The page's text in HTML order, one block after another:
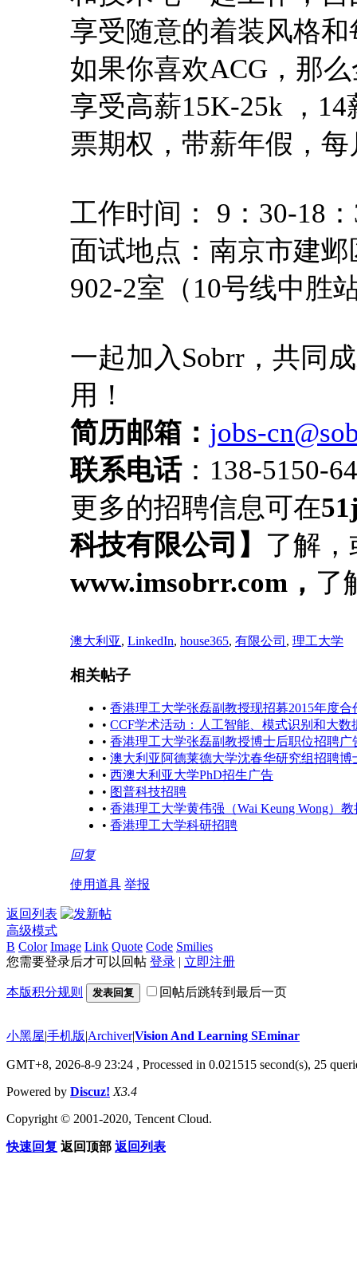
享受随意的着装风格
如果你喜欢ACG ，那
享受高薪15K-25k ， 14
票期权，带薪年假，每
工作时间： 9 ： 30-18 ：
面试地点：南京市建
902-2室（ 10号线中胜
一起加入Sobrr ，共同
用！
简历邮箱： jobs-
联系电话：138-5150-
更多的招聘信息可在
科技有限公司】 了解
www.imsobrr.com ， 了
澳大利亚, LinkedIn, house365, 有限公司 , 理工大学
相关帖子
• 香港理工大学张磊副教授现招募2015年度合
• CCF学术活动：人工智能、模式识别和大
• 香港理工大学张磊副教授博士后职位招聘广
• 澳大利亚阿德莱德大学沈春华研究组招聘
• 西澳大利亚大学PhD招生广告
• 图普科技招聘
• 香港理工大学黄伟强（Wai Keung Wong）
• 香港理工大学科研招聘
回复
使用道具 举报
返回列表
高级模式
B Color Image Link Quote Code Smilies
您需要登录后才可以回帖 登录 | 立即注册
本版积分规则 发表回复 回帖后跳转到最后一页
小黑屋|手机版|Archiver|Vision And Learning SEminar
GMT+8, 2026-8-9 23:24 , Processed in 0.021515 second(s), 25
Powered by Discuz! X3.4
Copyright © 2001-2020, Tencent Cloud.
快速回复 返回顶部 返回列表